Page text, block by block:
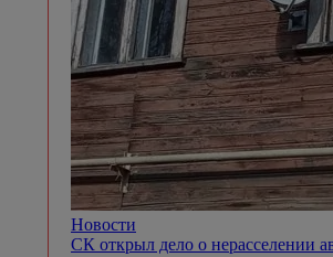
Новости
СК открыл дело о нерасселении